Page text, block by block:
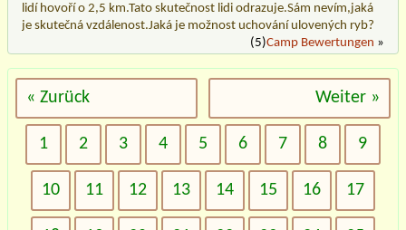
lidí hovoří o 2,5 km.Tato skutečnost lidi odrazuje.Sám nevím,jaká
je skutečná vzdálenost.Jaká je možnost uchování ulovených ryb?
(5)Camp Bewertungen »
« Zurück Weiter »
1 2 3 4 5 6 7 8 9
10 11 12 13 14 15 16 17